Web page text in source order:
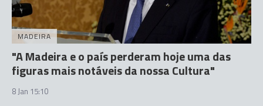
MADEIRA
"A Madeira e o país perderam hoje uma das
figuras mais notáveis da nossa Cultura"
8 Jan 15:10